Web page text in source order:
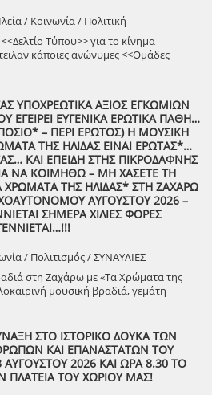
/ Κοινωνία / Πολιτική
Τύπου>> για το κίνημα
κάποιες ανώνυμες <<Ομάδες
ΥΠΟΧΡΕΩΤΙΚΑ ΑΞΙΟΣ ΕΓΚΩΜΙΩΝ
ΕΥΓΕΝΙΚΑ ΕΡΩΤΙΚΑ ΠΑΘΗ…
– ΠΕΡΙ ΕΡΩΤΟΣ) Η ΜΟΥΣΙΚΗ
ΤΗΣ ΗΛΙΔΑΣ ΕΙΝΑΙ ΕΡΩΤΑΣ*…
ΚΑΙ ΕΠΕΙΔΗ ΣΤΗΣ ΠΙΚΡΟΔΑΦΝΗΣ
ΝΑ ΚΟΙΜΗΘΩ – ΜΗ ΧΑΣΕΤΕ ΤΗ
ΤΗΣ ΗΛΙΔΑΣ* ΣΤΗ ΖΑΧΑΡΩ
ΑΥΓΟΥΣΤΟΥ 2026 –
ΣΗΜΕΡΑ ΧΙΛΙΕΣ ΦΟΡΕΣ
/ Πολιτισμός / ΣΥΝΑΥΛΙΕΣ
στη Ζαχάρω με «Τα Χρώματα της
μουσική βραδιά, γεμάτη
διάθεση, διοργανώνει ο Δήμος
Πολιτιστικού
Αυγούστου, στις 21:30, το προαύλιο
μουσική, καθώς η Ορχήστρα «Τα
ένα ξεχωριστό μουσικό
έρχεται να ενώσει ανθρώπους
τη δύναμη της μουσικής και να
ΣΤΟ ΙΣΤΟΡΙΚΟ ΔΟΥΚΑ ΤΩΝ
ΚΑΙ ΕΠΑΝΑΣΤΑΤΩΝ ΤΟΥ
ΑΥΓΟΥΣΤΟΥ 2026 ΚΑΙ ΩΡΑ 8.30 ΤΟ
ΠΛΑΤΕΙΑ ΤΟΥ ΧΩΡΙΟΥ ΜΑΣ!